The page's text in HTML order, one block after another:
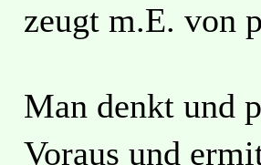
zeugt m.E. von
Man denkt und
Voraus und